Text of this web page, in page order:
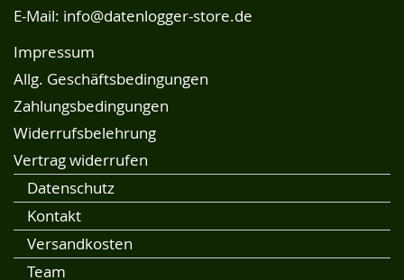
E-Mail: info@datenlogger-store.de
Impressum
Allg. Geschäftsbedingungen
Zahlungsbedingungen
Widerrufsbelehrung
Vertrag widerrufen
Datenschutz
Kontakt
Versandkosten
Team